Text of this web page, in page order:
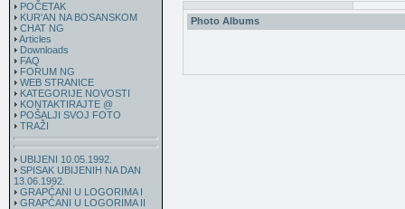
POČETAK
KUR'AN NA BOSANSKOM
CHAT NG
Articles
Downloads
FAQ
FORUM NG
WEB STRANICE
KATEGORIJE NOVOSTI
KONTAKTIRAJTE @
POŠALJI SVOJ FOTO
TRAŽI
UBIJENI 10.05.1992.
SPISAK UBIJENIH NA DAN
13.06.1992.
GRAPĆANI U LOGORIMA I
GRAPĆANI U LOGORIMA II
Photo Albums